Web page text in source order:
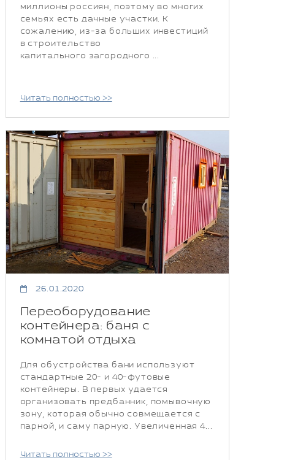
миллионы россиян, поэтому во многих
семьях есть дачные участки. К
сожалению, из-за больших инвестиций
в строительство
капитального загородного ...
Читать полностью >>
26.01.2020
Переоборудование
контейнера: баня с
комнатой отдыха
Для обустройства бани используют
стандартные 20- и 40-футовые
контейнеры. В первых удается
организовать предбанник, помывочную
зону, которая обычно совмещается с
парной, и саму парную. Увеличенная 4...
Читать полностью >>